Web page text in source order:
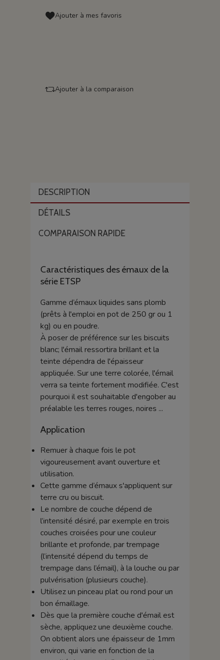
Ajouter à mes favoris
Ajouter à la comparaison
DESCRIPTION
DÉTAILS
COMPARAISON RAPIDE
Caractéristiques des émaux de la
série ETSP
Gamme d’émaux liquides sans plomb
(prêts à l'emploi en pot de 250 gr ou 1
kg) ou en poudre.
À poser de préférence sur les biscuits
blanc; l'émail ressortira brillant et la
teinte dépendra de l'épaisseur
appliquée. Sur une terre colorée, l'émail
verra sa teinte fortement modifiée. C'est
pourquoi il est souhaitable d'engober au
préalable les terres rouges, noires ...
Application
Remuer à chaque fois le pot
vigoureusement avant ouverture et
utilisation.
Cette gamme d’émaux s'appliquent sur
terre cru ou biscuit.
Le nombre de couche dépend de
l’intensité désiré, par exemple en trois
couches croisées pour une couleur
brillante et profonde, par trempage
(l’intensité dépend du temps de
trempage dans l’émail), à la louche ou par
pulvérisation (plusieurs couche).
Utilisez un pinceau plat ou rond pour un
bon émaillage.
Dès que la première couche d'émail est
sèche, appliquez une deuxième couche.
On obtient alors une épaisseur de 1mm
environ, qui varie en fonction de la